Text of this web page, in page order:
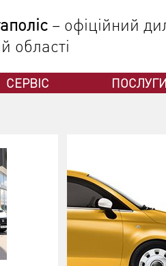
– офіційний
області
СЕРВІС